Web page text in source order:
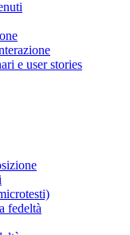
e user stories
fedeltà